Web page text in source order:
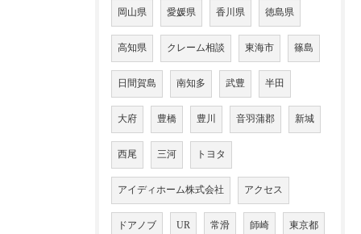
岡山県 愛媛県 香川県 徳島県
高知県 クレーム相談 東海市 篠島
日間賀島 南知多 武豊 半田
大府 豊橋 豊川 音羽蒲郡 新城
西尾 三河 トヨタ
アイディホーム株式会社 アクセス
ドアノブ UR 常滑 師崎 東京都